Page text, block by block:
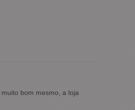
bom mesmo, a loja